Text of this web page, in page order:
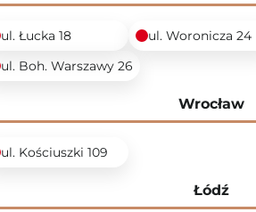
ul. Łucka 18 ul. Woronicza 24
ul. Boh. Warszawy 26
Wrocław
ul. Kościuszki 109
Łódź